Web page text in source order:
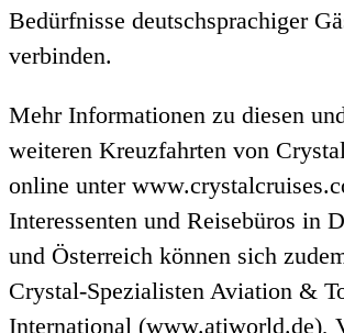
Bedürfnisse deutschsprachiger
verbinden.
Mehr Informationen zu diesen
weiteren Kreuzfahrten von
online unter
Interessenten und Reisebüros in
und Österreich können sich
Crystal-Spezialisten Aviation &
International (www.atiworld.de),